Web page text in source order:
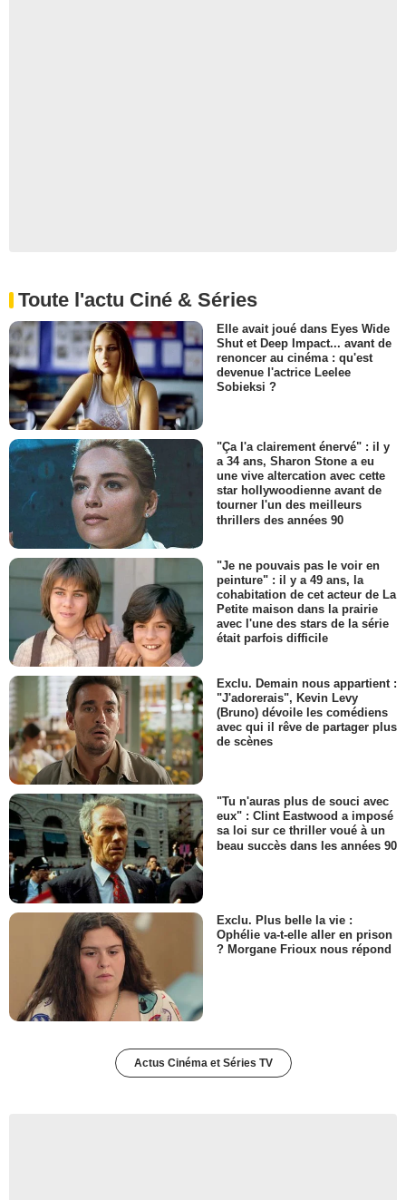
Toute l'actu Ciné & Séries
Elle avait joué dans Eyes Wide
Shut et Deep Impact... avant de
renoncer au cinéma : qu'est
devenue l'actrice Leelee
Sobieksi ?
"Ça l'a clairement énervé" : il y
a 34 ans, Sharon Stone a eu
une vive altercation avec cette
star hollywoodienne avant de
tourner l'un des meilleurs
thrillers des années 90
"Je ne pouvais pas le voir en
peinture" : il y a 49 ans, la
cohabitation de cet acteur de La
Petite maison dans la prairie
avec l'une des stars de la série
était parfois difficile
Exclu. Demain nous appartient :
"J'adorerais", Kevin Levy
(Bruno) dévoile les comédiens
avec qui il rêve de partager plus
de scènes
"Tu n'auras plus de souci avec
eux" : Clint Eastwood a imposé
sa loi sur ce thriller voué à un
beau succès dans les années 90
Exclu. Plus belle la vie :
Ophélie va-t-elle aller en prison
? Morgane Frioux nous répond
Actus Cinéma et Séries TV